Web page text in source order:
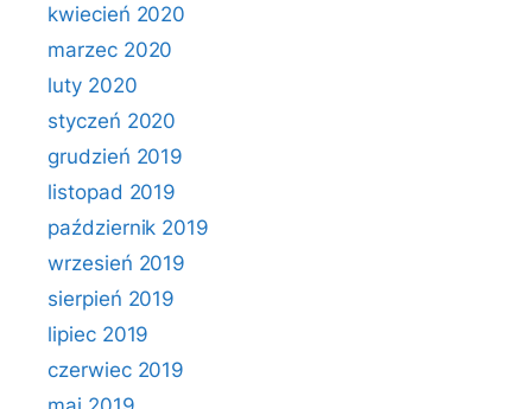
kwiecień 2020
marzec 2020
luty 2020
styczeń 2020
grudzień 2019
listopad 2019
październik 2019
wrzesień 2019
sierpień 2019
lipiec 2019
czerwiec 2019